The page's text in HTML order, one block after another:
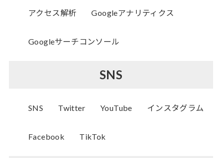
アクセス解析 Googleアナリティクス
Googleサーチコンソール
SNS
SNS Twitter YouTube インスタグラム
Facebook TikTok